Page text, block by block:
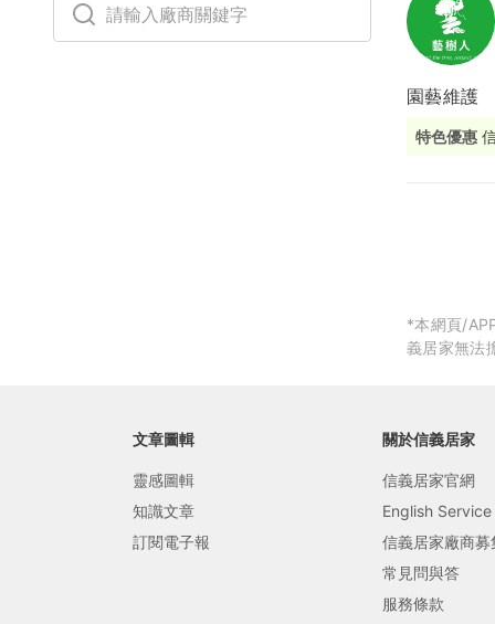
清潔消
家居設
長照設
園藝維護
特色優惠
*本網頁/
義居家無法
文章圖輯
靈感圖輯
知識文章
訂閱電子報
關於信義居家
信義居家官網
English Service
信義居家廠商募
常見問與答
服務條款